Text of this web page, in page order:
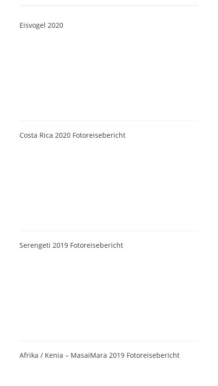
Eisvogel 2020
Costa Rica 2020 Fotoreisebericht
Serengeti 2019 Fotoreisebericht
Afrika / Kenia – MasaiMara 2019 Fotoreisebericht